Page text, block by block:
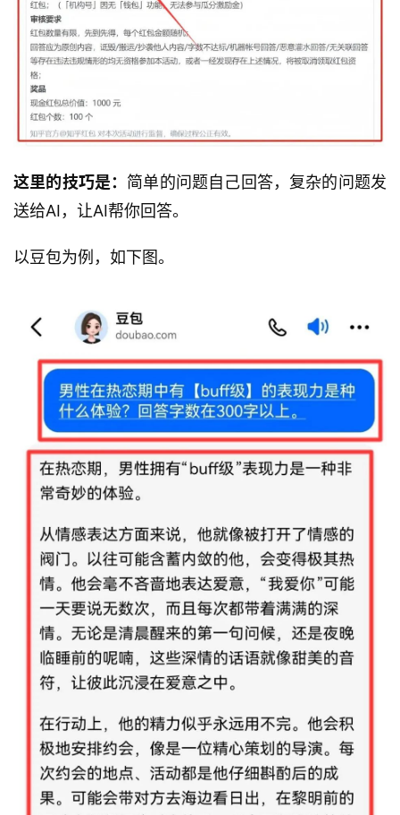
这里的技巧是： 简单的问题自己回答，复杂的问题发
送给AI，让AI帮你回答。
以豆包为例，如下图。